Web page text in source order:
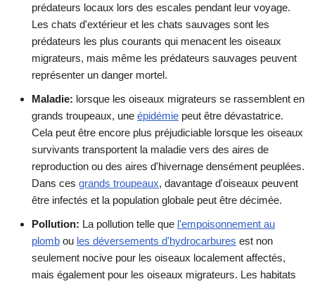
prédateurs locaux lors des escales pendant leur voyage.
Les chats d'extérieur et les chats sauvages sont les
prédateurs les plus courants qui menacent les oiseaux
migrateurs, mais même les prédateurs sauvages peuvent
représenter un danger mortel.
Maladie: lorsque les oiseaux migrateurs se rassemblent en
grands troupeaux, une épidémie peut être dévastatrice.
Cela peut être encore plus préjudiciable lorsque les oiseaux
survivants transportent la maladie vers des aires de
reproduction ou des aires d'hivernage densément peuplées.
Dans ces grands troupeaux, davantage d'oiseaux peuvent
être infectés et la population globale peut être décimée.
Pollution: La pollution telle que l'empoisonnement au
plomb ou les déversements d'hydrocarbures est non
seulement nocive pour les oiseaux localement affectés,
mais également pour les oiseaux migrateurs. Les habitats